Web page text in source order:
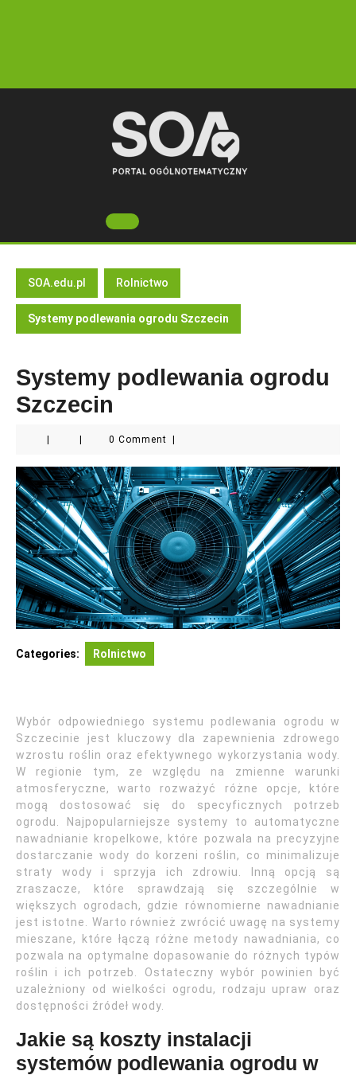
Open
Button
SOA.edu.pl Rolnictwo
Systemy podlewania ogrodu Szczecin
Systemy podlewania ogrodu
Szczecin
0 Comment
Categories: Rolnictwo
Wybór odpowiedniego systemu podlewania ogrodu w
Szczecinie jest kluczowy dla zapewnienia zdrowego
wzrostu roślin oraz efektywnego wykorzystania wody.
W regionie tym, ze względu na zmienne warunki
atmosferyczne, warto rozważyć różne opcje, które
mogą dostosować się do specyficznych potrzeb
ogrodu. Najpopularniejsze systemy to automatyczne
nawadnianie kropelkowe, które pozwala na precyzyjne
dostarczanie wody do korzeni roślin, co minimalizuje
straty wody i sprzyja ich zdrowiu. Inną opcją są
zraszacze, które sprawdzają się szczególnie w
większych ogrodach, gdzie równomierne nawadnianie
jest istotne. Warto również zwrócić uwagę na systemy
mieszane, które łączą różne metody nawadniania, co
pozwala na optymalne dopasowanie do różnych typów
roślin i ich potrzeb. Ostateczny wybór powinien być
uzależniony od wielkości ogrodu, rodzaju upraw oraz
dostępności źródeł wody.
Jakie są koszty instalacji
systemów podlewania ogrodu w